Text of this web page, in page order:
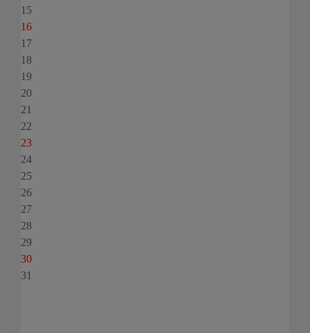
15
16
17
18
19
20
21
22
23
24
25
26
27
28
29
30
31